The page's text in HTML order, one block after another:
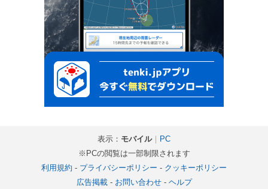
表示： モバイル｜ PC
※PCの閲覧は一部制限されます
利用規約 - プライバシーポリシー - クッキーポリシー
広告掲載- お問い合わせ- ヘルプ